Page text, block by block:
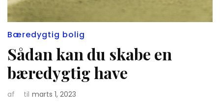
Bæredygtig bolig
Sådan kan du skabe en
bæredygtig have
af til marts 1, 2023